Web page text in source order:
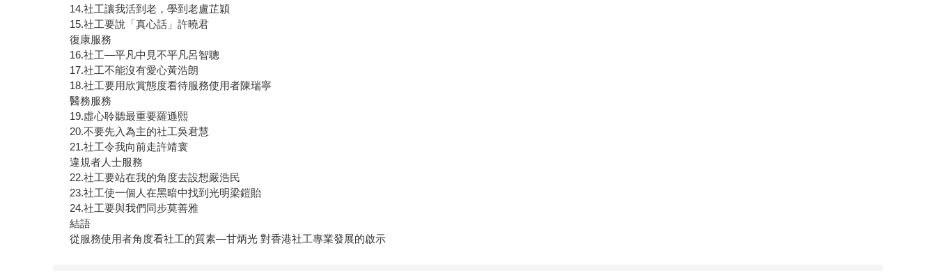
14.社工讓我活到老，學到老盧芷穎
15.社工要說「真心話」許曉君
復康服務
16.社工—平凡中見不平凡呂智聰
17.社工不能沒有愛心黃浩朗
18.社工要用欣賞態度看待服務使用者陳瑞寧
醫務服務
19.虛心聆聽最重要羅遜熙
20.不要先入為主的社工吳君慧
21.社工令我向前走許靖寰
違規者人士服務
22.社工要站在我的角度去設想嚴浩民
23.社工使一個人在黑暗中找到光明梁鎧貽
24.社工要與我們同步莫善雅
結語
從服務使用者角度看社工的質素—甘炳光 對香港社工專業發展的啟示